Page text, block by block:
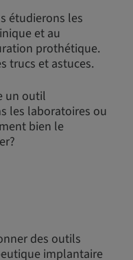
étudierons les
et au
prothétique.
trucs et astuces.
un outil
les laboratoires ou
bien le
des outils
implantaire